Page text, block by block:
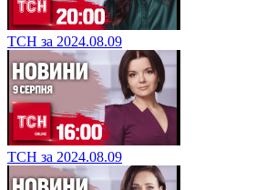
ТСН за 2024.08.09
ТСН за 2024.08.09